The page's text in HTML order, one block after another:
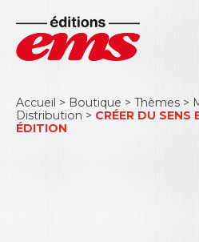
Accueil > Boutique > Thèmes >
Distribution > CRÉER DU SENS
ÉDITION